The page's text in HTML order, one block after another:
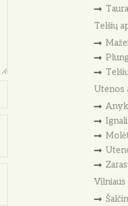
Telšių
Utenos